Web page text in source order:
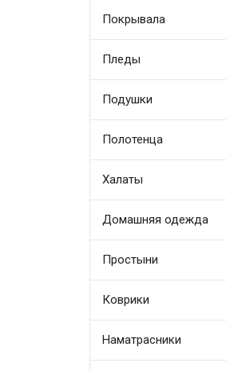
Покрывала
Пледы
Подушки
Полотенца
Халаты
Домашняя одежда
Простыни
Коврики
Наматрасники